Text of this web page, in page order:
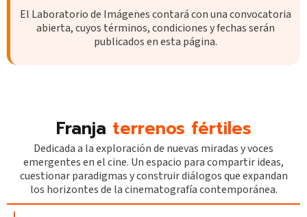
El Laboratorio de Imágenes contará con una convocatoria
abierta, cuyos términos, condiciones y fechas serán
publicados en esta página.
Franja terrenos fértiles
Dedicada a la exploración de nuevas miradas y voces
emergentes en el cine. Un espacio para compartir ideas,
cuestionar paradigmas y construir diálogos que expandan
los horizontes de la cinematografía contemporánea.